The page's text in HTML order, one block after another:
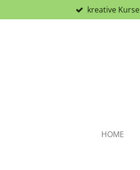
Hauptinhalt
kreative Kurse
HOME